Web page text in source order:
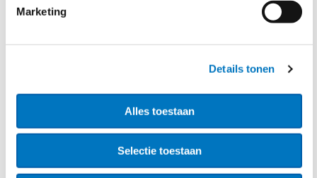
Marketing
Details tonen
Alles toestaan
Selectie toestaan
4. Risicoanalyse(s) uitvoeren
hebben welke risico’s verbonden zijn aan de beoogde
betrokken personen? HetImpact Assessment
Mensen en Algoritmen
(IAMA) enAI Impact
(AIIA) kunnen hierbij inzicht bieden.
Ditzelfde geldt voor het welbekendeData Protection